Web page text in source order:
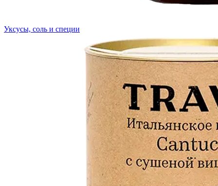
Уксусы, соль и специи